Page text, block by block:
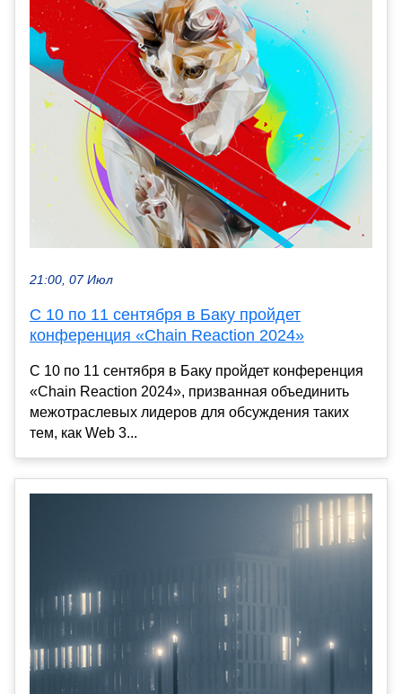
21:00, 07 Июл
С 10 по 11 сентября в Баку пройдет
конференция «Chain Reaction 2024»
С 10 по 11 сентября в Баку пройдет конференция
«Chain Reaction 2024», призванная объединить
межотраслевых лидеров для обсуждения таких
тем, как Web 3...